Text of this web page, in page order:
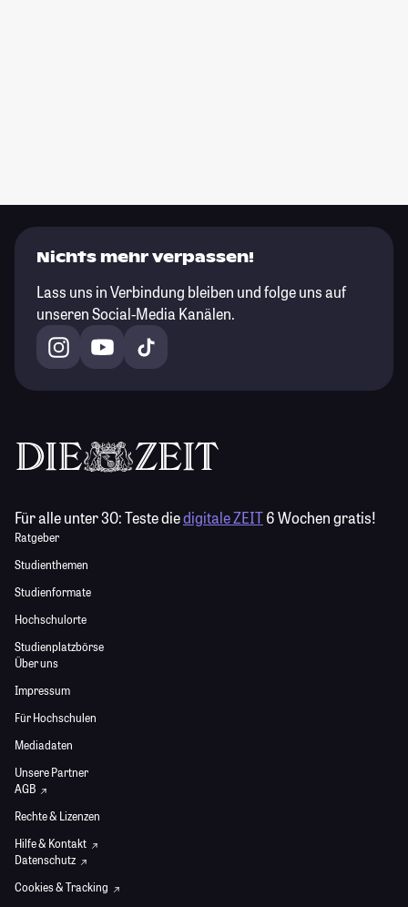
Nichts mehr verpassen!
Lass uns in Verbindung bleiben und folge uns auf
unseren Social-Media Kanälen.
Für alle unter 30:Teste diedigitale ZEIT6 Wochen gratis!
Ratgeber
Studienthemen
Studienformate
Hochschulorte
Studienplatzbörse
Über uns
Impressum
Für Hochschulen
Mediadaten
Unsere Partner
AGB
Rechte & Lizenzen
Hilfe & Kontakt
Datenschutz
Cookies & Tracking